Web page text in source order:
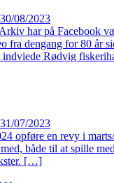
30/08/2023
har på Facebook
fra dengang for 80 år
indviede Rødvig
31/07/2023
opføre en revy i
både til at spille
[…]